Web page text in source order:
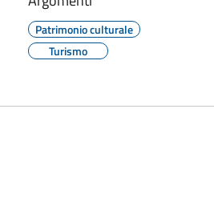
Patrimonio culturale
Turismo